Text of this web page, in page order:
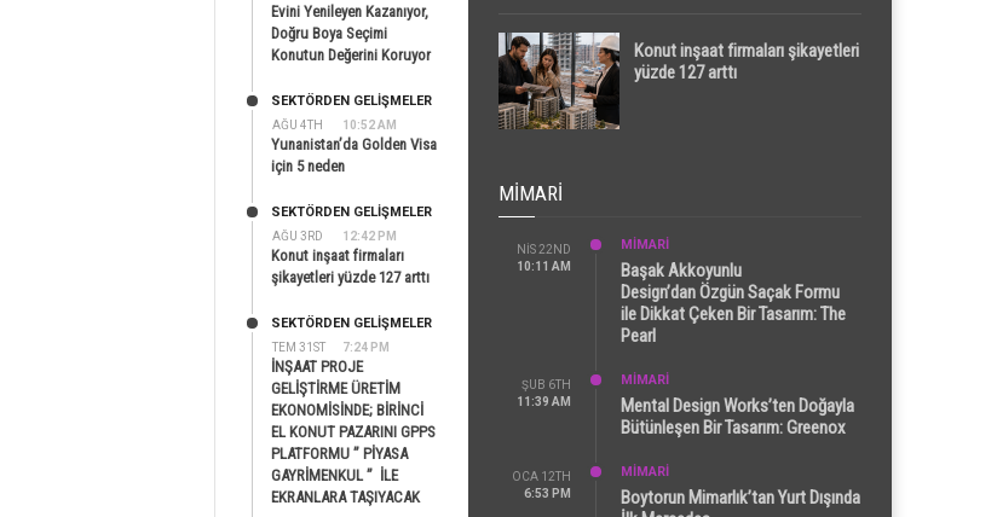
Evini Yenileyen Kazanıyor,
Doğru Boya Seçimi
Konutun Değerini Koruyor
AĞU 4TH 10:52 AM
SEKTÖRDEN GELIŞMELER
Yunanistan’da Golden Visa
için 5 neden
AĞU 3RD 12:42 PM
SEKTÖRDEN GELIŞMELER
Konut inşaat firmaları
şikayetleri yüzde 127 arttı
TEM 31ST 7:24 PM
SEKTÖRDEN GELIŞMELER
İNŞAAT PROJE
GELİŞTİRME ÜRETİM
EKONOMİSİNDE; BİRİNCİ
EL KONUT PAZARINI GPPS
PLATFORMU ” PİYASA
GAYRİMENKUL ” İLE
EKRANLARA TAŞIYACAK
Konut inşaat firmaları şikayetleri
yüzde 127 arttı
MIMARI
NIS 22ND
10:11 AM
MİMARİ
Başak Akkoyunlu
Design’dan Özgün Saçak Formu
ile Dikkat Çeken Bir Tasarım: The
Pearl
ŞUB 6TH
11:39 AM
MİMARİ
Mental Design Works’ten Doğayla
Bütünleşen Bir Tasarım: Greenox
OCA 12TH
6:53 PM
MİMARİ
Boytorun Mimarlık’tan Yurt Dışında